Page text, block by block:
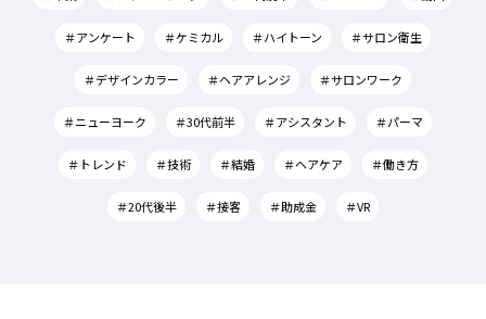
＃アンケート ＃ケミカル ＃ハイトーン ＃サロン衛生
＃デザインカラー ＃ヘアアレンジ ＃サロンワーク
＃ニューヨーク ＃30代前半 ＃アシスタント ＃パーマ
＃トレンド ＃技術 ＃結婚 ＃ヘアケア ＃働き方
＃20代後半 ＃接客 ＃助成金 ＃VR